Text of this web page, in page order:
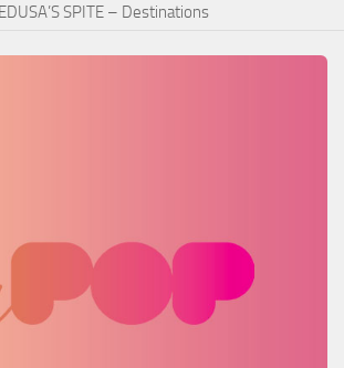
SPITE – Destinations